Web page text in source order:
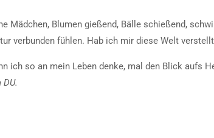
Mädchen, Blumen gießend, Bälle schießend,
verbunden fühlen. Hab ich mir diese Welt
ich so an mein Leben denke, mal den Blick aufs